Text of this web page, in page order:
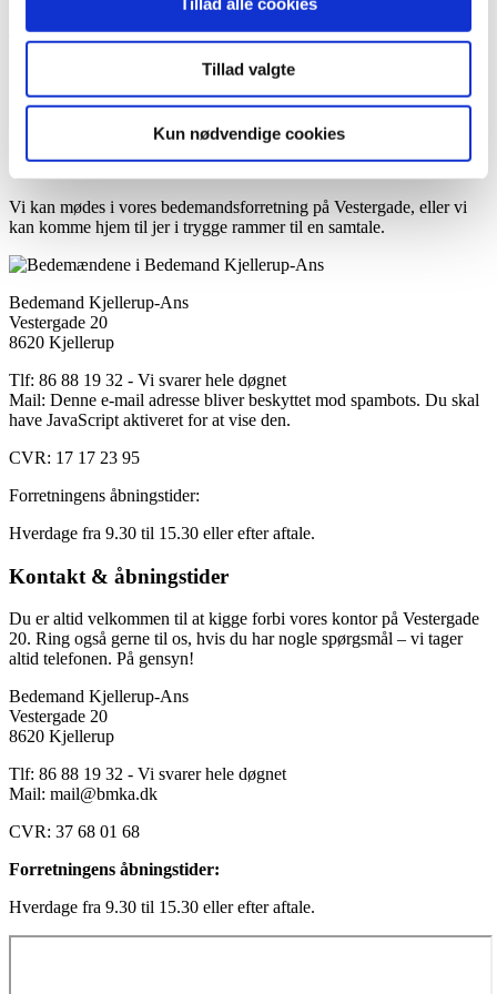
Tillad valgte
Kun nødvendige cookies
Vi sørger for værdig transport i moderne rustvogne og håndterer alt
det praktiske omkring kisteilægning. Vi koordinerer desuden med
fremstår smukt og personligt.
Kontakt din bedemand i Kjellerup
Vi kan mødes i vores bedemandsforretning på Vestergade, eller vi
kan komme hjem til jer i trygge rammer til en samtale.
Bedemand Kjellerup-Ans
Vestergade 20
8620 Kjellerup
Tlf: 86 88 19 32 - Vi svarer hele døgnet
Mail: Denne e-mail adresse bliver beskyttet mod spambots. Du skal
have JavaScript aktiveret for at vise den.
CVR: 17 17 23 95
Forretningens åbningstider:
Hverdage fra 9.30 til 15.30 eller efter aftale.
Kontakt & åbningstider
Du er altid velkommen til at kigge forbi vores kontor på Vestergade
20. Ring også gerne til os, hvis du har nogle spørgsmål – vi tager
altid telefonen. På gensyn!
Bedemand Kjellerup-Ans
Vestergade 20
8620 Kjellerup
Tlf: 86 88 19 32 - Vi svarer hele døgnet
Mail: mail@bmka.dk
CVR: 37 68 01 68
Forretningens åbningstider:
Hverdage fra 9.30 til 15.30 eller efter aftale.